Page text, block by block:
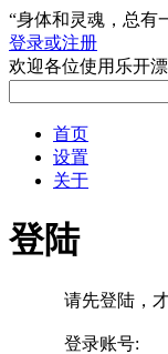
“身体和灵魂，总有
登录或注册
欢迎各位使用乐开
首页
设置
关于
登陆
请先登陆，
登录账号: